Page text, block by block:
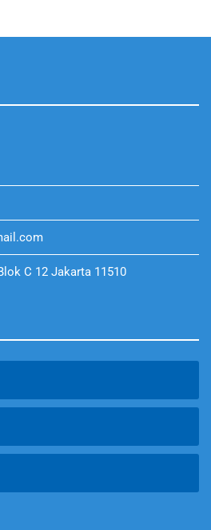
C 12 Jakarta 11510